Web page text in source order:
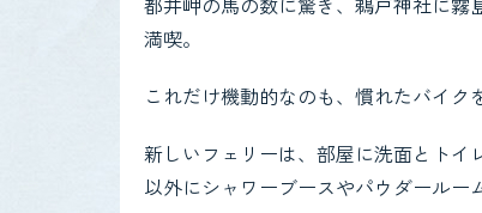
都井岬の馬の数に驚き、鵜戸神社に霧
満喫。
これだけ機動的なのも、慣れたバイク
新しいフェリーは、部屋に洗面とトイ
以外にシャワーブースやパウダールー